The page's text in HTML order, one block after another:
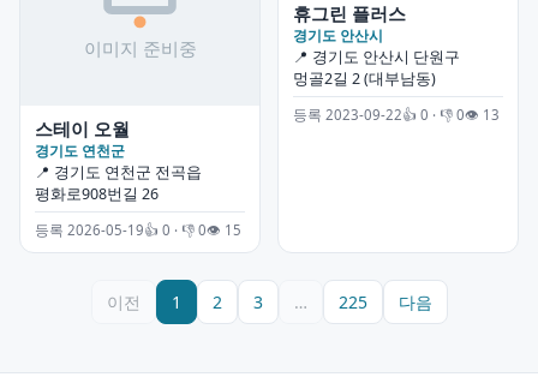
스테이 오월
경기도 연천군
📍 경기도 연천군 전곡읍
평화로908번길 26
등록 2026-05-19👍 0 · 👎 0👁 15
휴그린 플러스
경기도 안산시
📍 경기도 안산시 단원구
멍골2길 2 (대부남동)
등록 2023-09-22👍 0 · 👎 0👁 13
이전 1 2 3 … 225 다음